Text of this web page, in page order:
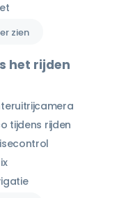
zien
het rijden
tijdens rijden